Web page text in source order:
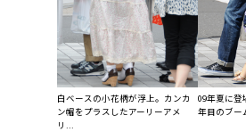
白ベースの小花柄が浮上。カンカ
ン帽をプラスしたアーリーアメ
リ...
09年夏に登
年目のブー